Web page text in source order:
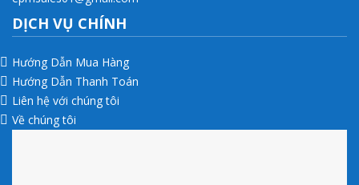
DỊCH VỤ CHÍNH
Hướng Dẫn Mua Hàng
Hướng Dẫn Thanh Toán
Liên hệ với chúng tôi
Về chúng tôi